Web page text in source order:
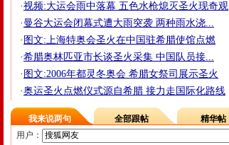
·视频:大运会雨中落幕 五色水枪熄灭圣火现奇观
· 曼谷大运会闭幕式遭大雨突袭 两种雨水浇...
· 图文:上海特奥会圣火在中国驻希腊使馆点燃
·希腊奥林匹亚市长谈圣火采集 中国队员接...
· 图文:2006年都灵冬奥会 希腊女祭司展示圣火
·奥运圣火点燃仪式源自希腊 接力走国际化路线
我来说两句 全部跟帖 精华帖
用户：